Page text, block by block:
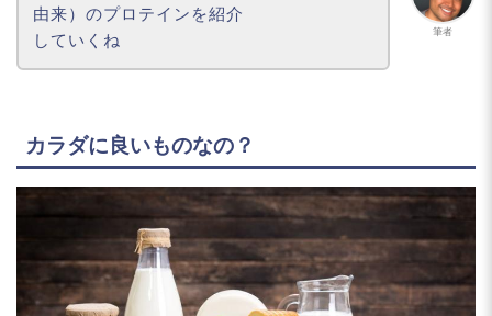
筆者
由来）のプロテインを紹介
していくね
カラダに良いものなの？